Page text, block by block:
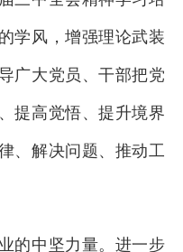
学风，增强理论武装
广大党员、干部把党
提高觉悟、提升境界
、解决问题、推动工
中坚力量。进一步